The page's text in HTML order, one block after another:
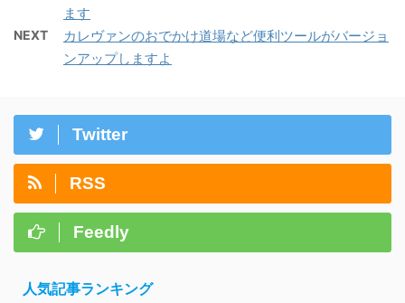
ます
NEXT
カレヴァンのおでかけ道場など便利ツールがバージョ
ンアップしますよ
Twitter
RSS
Feedly
人気記事ランキング